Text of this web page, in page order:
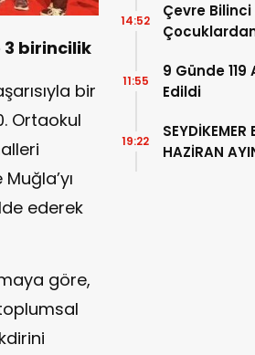
3 birincilik
bir
Ortaokul
ederek
göre,
Çevre Bilinci
14:52
9 Günde
Edildi
11:55
SEYDİKEMER
HAZİRAN
19:22